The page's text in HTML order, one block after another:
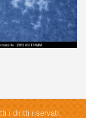
i diritti riservati.